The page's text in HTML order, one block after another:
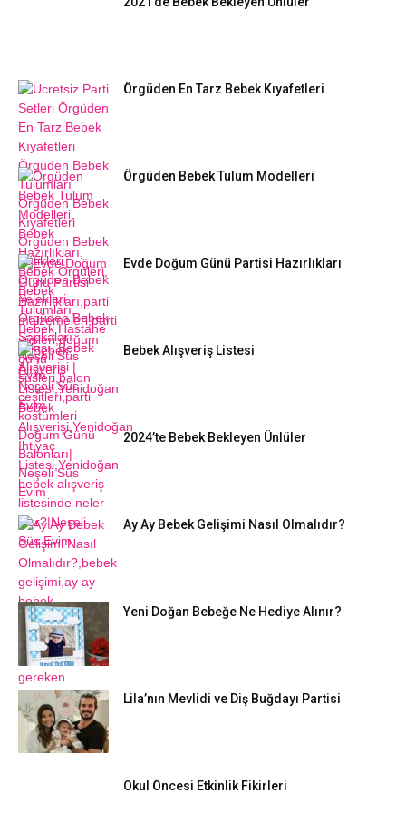
Örgüden En Tarz Bebek Kıyafetleri
Örgüden Bebek Tulum Modelleri
Evde Doğum Günü Partisi Hazırlıkları
Bebek Alışveriş Listesi
2024’te Bebek Bekleyen Ünlüler
Ay Ay Bebek Gelişimi Nasıl Olmalıdır?
Yeni Doğan Bebeğe Ne Hediye Alınır?
Lila’nın Mevlidi ve Diş Buğdayı Partisi
Okul Öncesi Etkinlik Fikirleri